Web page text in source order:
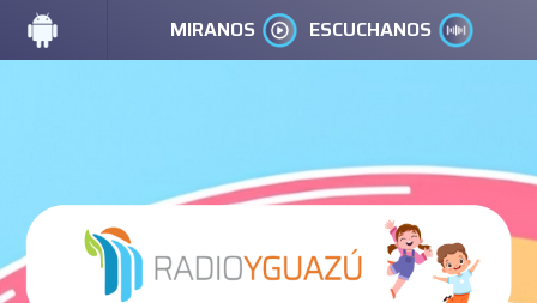
MIRANOS ESCUCHANOS